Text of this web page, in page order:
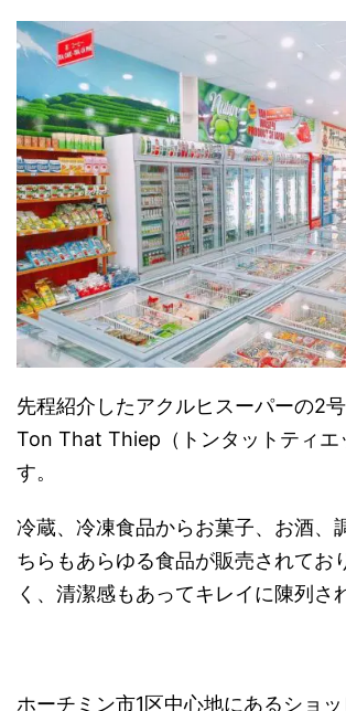
先程紹介したアクルヒスーパーの2
Ton That Thiep（トンタットティエ
す。
冷蔵、冷凍食品からお菓子、お酒、
ちらもあらゆる食品が販売されてお
く、清潔感もあってキレイに陳列さ
ホーチミン市1区中心地にあるショ